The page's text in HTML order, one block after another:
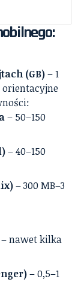
(GB)– 1
orientacyjne
– 50–150
– 40–150
– 300 MB–3
– nawet kilka
– 0,5–1